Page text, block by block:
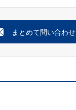
まとめて問い合わせ